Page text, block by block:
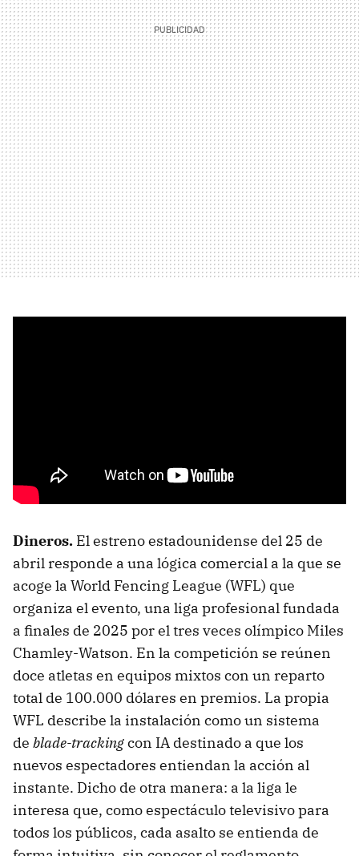
Dineros. El estreno estadounidense del 25 de
abril responde a una lógica comercial a la que se
acoge la World Fencing League (WFL) que
organiza el evento, una liga profesional fundada
a finales de 2025 por el tres veces olímpico Miles
Chamley-Watson. En la competición se reúnen
doce atletas en equipos mixtos con un reparto
total de 100.000 dólares en premios. La propia
WFL describe la instalación como un sistema
de blade-trackingcon IA destinado a que los
nuevos espectadores entiendan la acción al
instante. Dicho de otra manera: a la liga le
interesa que, como espectáculo televisivo para
todos los públicos, cada asalto se entienda de